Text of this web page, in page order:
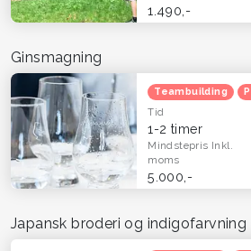
1.490,-
Ginsmagning
Teambuilding
Tid
1-2 timer
Mindstepris Inkl.
moms
5.000,-
Japansk broderi og indigofarvning